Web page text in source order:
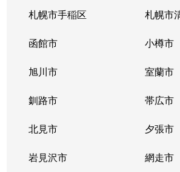
札幌市手稲区 札幌市
函館市 小樽市
旭川市 室蘭市
釧路市 帯広市
北見市 夕張市
岩見沢市 網走市